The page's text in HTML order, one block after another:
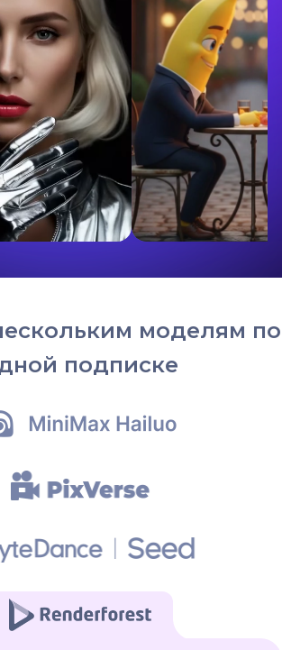
моделям по
подписке